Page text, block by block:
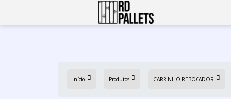
Início Produtos CARRINHO REBOCADOR